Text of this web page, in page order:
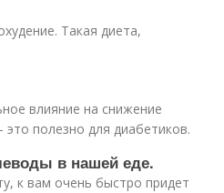
Такая диета,
влияние на снижение
это полезно для диабетиков.
в нашей еде.
к вам очень быстро придет